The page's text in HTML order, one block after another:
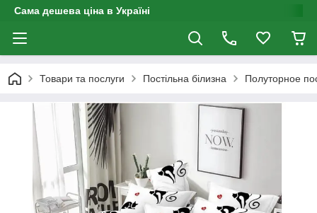
Сама дешева ціна в Україні
Товари та послуги Постільна білизна Полуторное